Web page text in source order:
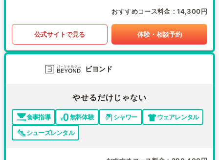
おすすめコース料金 14,300円
公式サイトで見る 体験・相談予約
ビヨンド
やせるだけじゃない
食事指導 無料体験 シャワー
ウェアレンタル
シューズレンタル